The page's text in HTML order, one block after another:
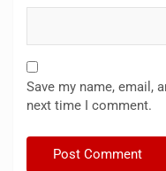
Save my name, email,
next time I comment.